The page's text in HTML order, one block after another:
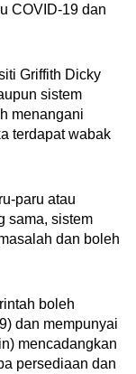
COVID-19 dan
Griffith Dicky
sistem
menangani
terdapat wabak
paru atau
sama, sistem
dan boleh
boleh
dan mempunyai
mencadangkan
persediaan dan